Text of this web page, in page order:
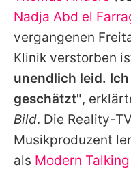
Alle
Nadja Abd el
vergangenen
Klinik verstorben
unendlich leid.
geschätzt",
Bild. Die Reality-
Musikproduzent
als Modern Talking